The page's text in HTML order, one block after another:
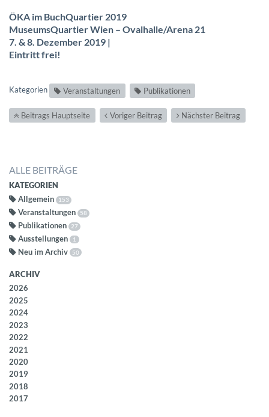
ÖKA im BuchQuartier 2019
MuseumsQuartier Wien – Ovalhalle/Arena 21
7. & 8. Dezember 2019 |
Eintritt frei!
Kategorien Veranstaltungen Publikationen
Beitrags Hauptseite Voriger Beitrag Nächster Beitrag
ALLE BEITRÄGE
KATEGORIEN
Allgemein 153
Veranstaltungen 58
Publikationen 27
Ausstellungen 1
Neu im Archiv 50
ARCHIV
2026
2025
2024
2023
2022
2021
2020
2019
2018
2017